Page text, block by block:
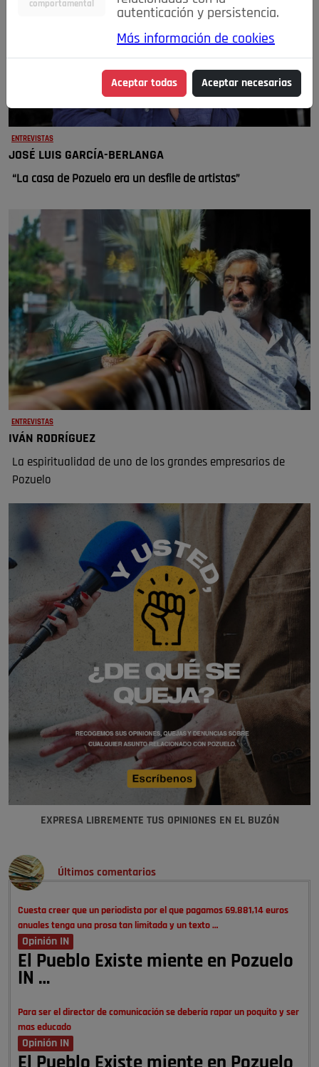
ENTREVISTAS
JOSÉ LUIS GARCÍA-BERLANGA
“La casa de Pozuelo era un desfile de artistas”
ENTREVISTAS
IVÁN RODRÍGUEZ
La espiritualidad de uno de los grandes empresarios de
Pozuelo
EXPRESA LIBREMENTE TUS OPINIONES EN EL BUZÓN
Últimos comentarios
Cuesta creer que un periodista por el que pagamos 69.881,14 euros
anuales tenga una prosa tan limitada y un texto …
Opinión IN
El Pueblo Existe miente en Pozuelo
IN …
Para ser el director de comunicación se debería rapar un poquito y ser
mas educado
Opinión IN
comportamental
autenticación y persistencia.
Más información de cookies
Aceptar todas Aceptar necesarias